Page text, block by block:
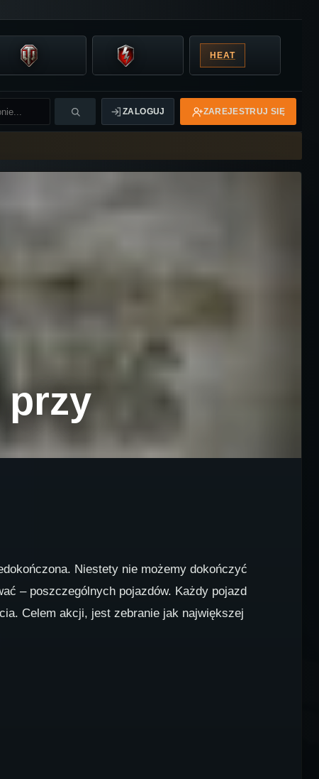
HEAT
ZALOGUJ ZAREJESTRUJ SIĘ
przy
Niestety nie możemy dokończyć
– poszczególnych pojazdów. Każdy pojazd
Celem akcji, jest zebranie jak największej